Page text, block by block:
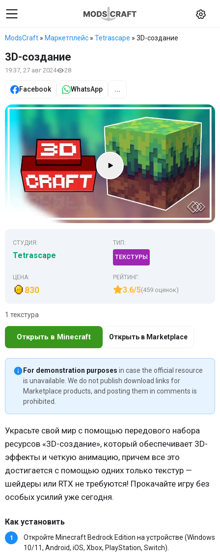
ModsCraft » Маркетплейс » Tetrascape » 3D-создание
3D-создание
19:37, 27 авг 2024 28
Facebook WhatsApp ...
СТУДИЯ:
Tetrascape
ТИП:
ТЕКСТУРЫ
ЦЕНА:
830
РЕЙТИНГ:
3.6/5(459 оценок)
1 текстура
Открыть в Minecraft Открыть в Marketplace
For demonstration purposes in case the official resource
is unavailable. We do not publish download links for
Marketplace products, and posting them in comments is
prohibited.
Украсьте свой мир с помощью передового набора
ресурсов «3D-создание», который обеспечивает 3D-
эффекты и четкую анимацию, причем все это
достигается с помощью одних только текстур —
шейдеры или RTX не требуются! Прокачайте игру без
особых усилий уже сегодня.
Как установить
Откройте Minecraft Bedrock Edition на устройстве (Windows
10/11, Android, iOS, Xbox, PlayStation, Switch).